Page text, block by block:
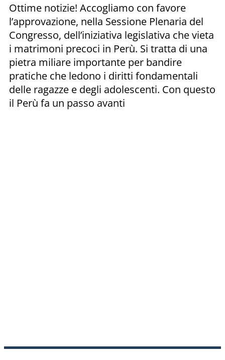
Ottime notizie! Accogliamo con favore
l’approvazione, nella Sessione Plenaria del
Congresso, dell’iniziativa legislativa che vieta
i matrimoni precoci in Perù. Si tratta di una
pietra miliare importante per bandire
pratiche che ledono i diritti fondamentali
delle ragazze e degli adolescenti. Con questo
il Perù fa un passo avanti